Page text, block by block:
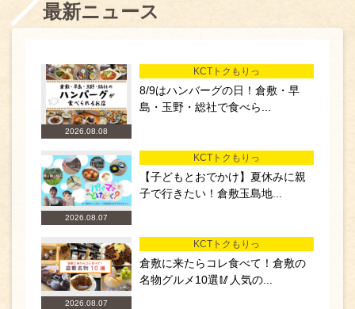
最新ニュース
2026.08.08
KCTトクもりっ
8/9はハンバーグの日！倉敷・早
島・玉野・総社で食べら...
2026.08.07
KCTトクもりっ
【子どもとおでかけ】夏休みに親
子で行きたい！倉敷玉島地...
2026.08.07
KCTトクもりっ
倉敷に来たらコレ食べて！倉敷の
名物グルメ10選🥢人気の...